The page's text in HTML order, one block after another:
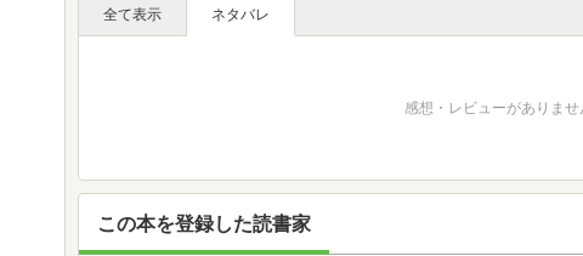
全て表示 ネタバレ
感想・レビューがありませ
この本を登録した読書家